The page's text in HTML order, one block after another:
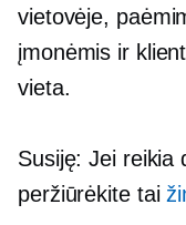
vietovėje,
įmonėmis ir
vieta.
Susiję: Jei reikia
peržiūrėkite tai